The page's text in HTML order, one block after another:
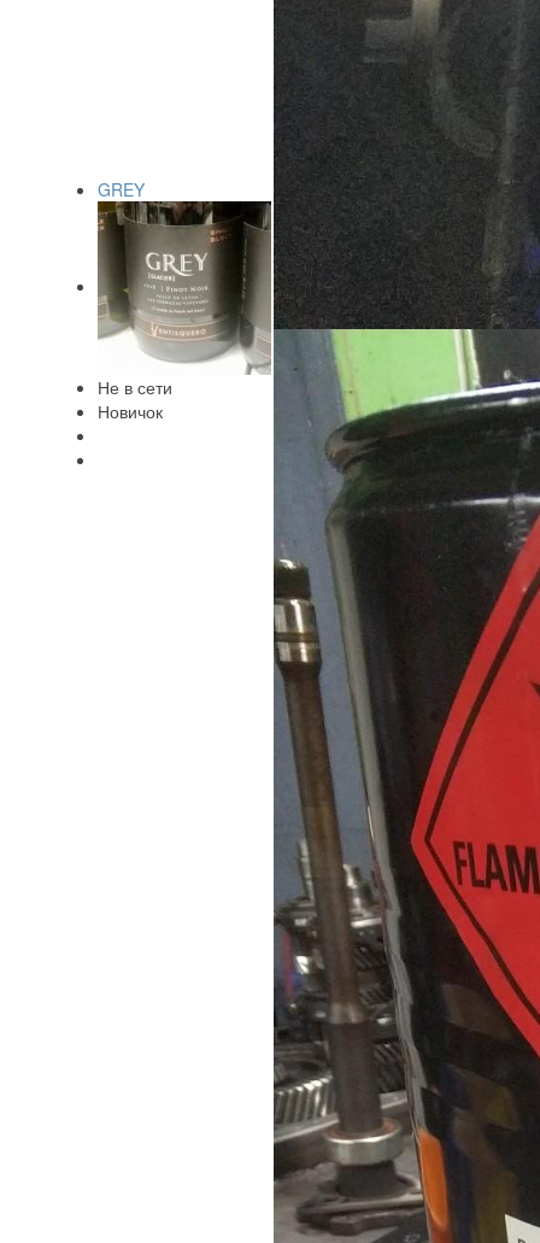
GREY
Не в сети
Новичок